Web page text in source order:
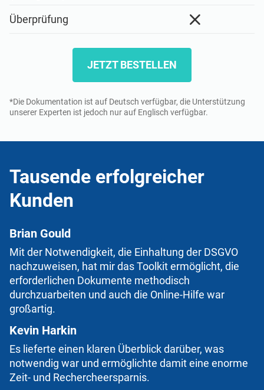
Überprüfung
JETZT BESTELLEN
*Die Dokumentation ist auf Deutsch verfügbar, die Unterstützung
unserer Experten ist jedoch nur auf Englisch verfügbar.
Tausende erfolgreicher
Kunden
Brian Gould
Mit der Notwendigkeit, die Einhaltung der DSGVO
nachzuweisen, hat mir das Toolkit ermöglicht, die
erforderlichen Dokumente methodisch
durchzuarbeiten und auch die Online-Hilfe war
großartig.
Kevin Harkin
Es lieferte einen klaren Überblick darüber, was
notwendig war und ermöglichte damit eine enorme
Zeit- und Rechercheersparnis.